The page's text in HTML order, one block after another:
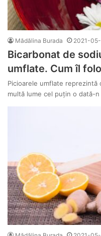
Mădălina Burada 2021-
Bicarbonat de
umflate. Cum îl
Picioarele umflate
multă lume cel puțin o dată-